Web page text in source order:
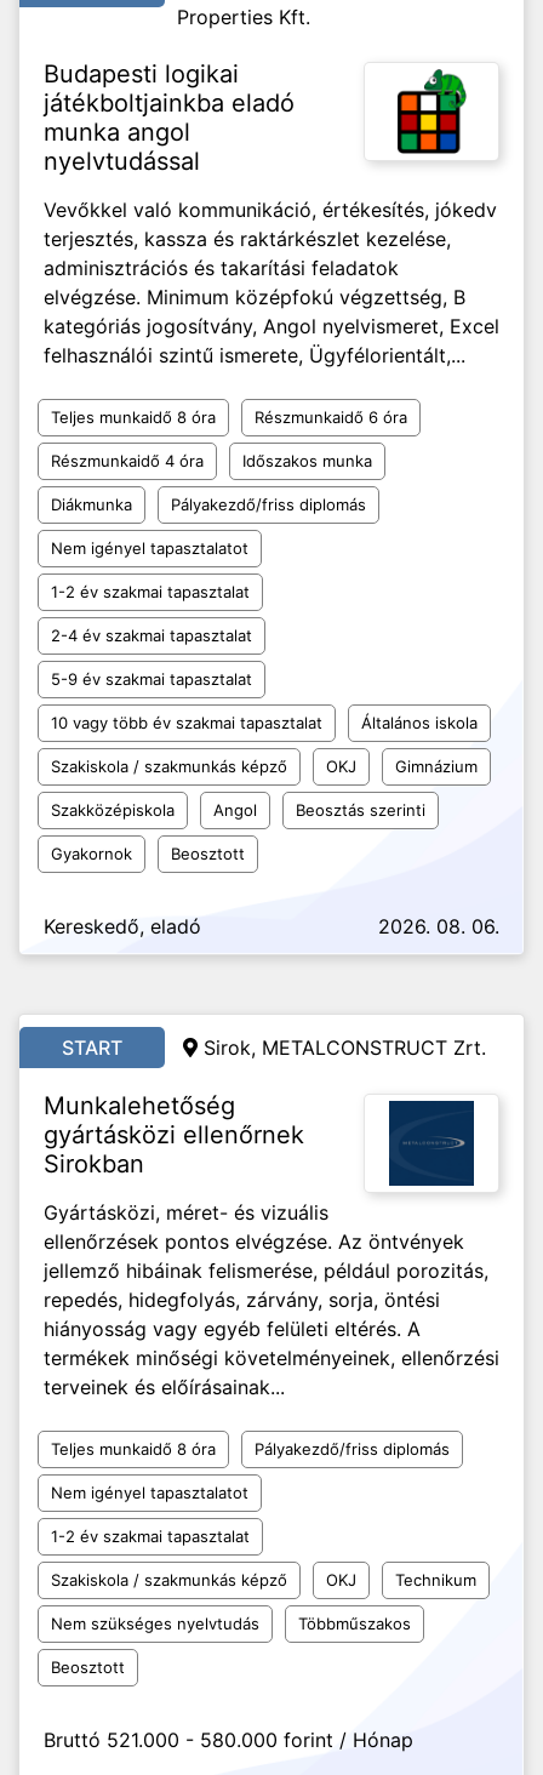
Properties Kft.
Budapesti logikai
játékboltjainkba eladó
munka angol
nyelvtudással
Vevőkkel való kommunikáció, értékesítés, jókedv
terjesztés, kassza és raktárkészlet kezelése,
adminisztrációs és takarítási feladatok
elvégzése. Minimum középfokú végzettség, B
kategóriás jogosítvány, Angol nyelvismeret, Excel
felhasználói szintű ismerete, Ügyfélorientált,...
Teljes munkaidő 8 óra Részmunkaidő 6 óra
Részmunkaidő 4 óra Időszakos munka
Diákmunka Pályakezdő/friss diplomás
Nem igényel tapasztalatot
1-2 év szakmai tapasztalat
2-4 év szakmai tapasztalat
5-9 év szakmai tapasztalat
10 vagy több év szakmai tapasztalat Általános iskola
Szakiskola / szakmunkás képző OKJ Gimnázium
Szakközépiskola Angol Beosztás szerinti
Gyakornok Beosztott
Kereskedő, eladó 2026. 08. 06.
START Sirok, METALCONSTRUCT Zrt.
Munkalehetőség
gyártásközi ellenőrnek
Sirokban
Gyártásközi, méret- és vizuális
ellenőrzések pontos elvégzése. Az öntvények
jellemző hibáinak felismerése, például porozitás,
repedés, hidegfolyás, zárvány, sorja, öntési
hiányosság vagy egyéb felületi eltérés. A
termékek minőségi követelményeinek, ellenőrzési
terveinek és előírásainak...
Teljes munkaidő 8 óra Pályakezdő/friss diplomás
Nem igényel tapasztalatot
1-2 év szakmai tapasztalat
Szakiskola / szakmunkás képző OKJ Technikum
Nem szükséges nyelvtudás Többműszakos
Beosztott
Bruttó 521.000 - 580.000 forint / Hónap